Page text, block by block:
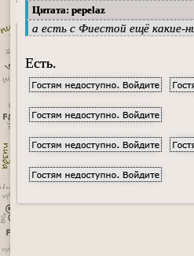
Цитата: pepelaz
а есть с Фиестой ещё какие-
Есть.